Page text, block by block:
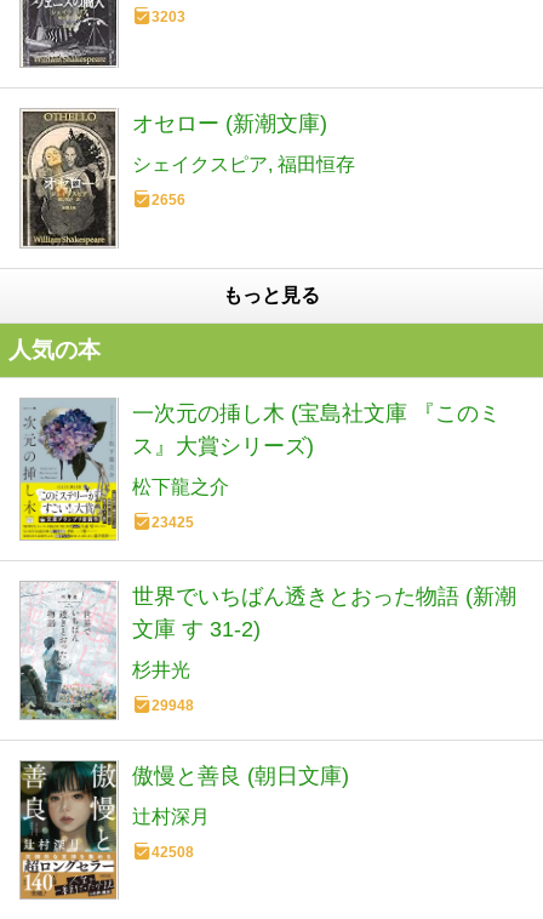
3203
オセロー (新潮文庫)
シェイクスピア 福田恒存
2656
もっと見る
人気の本
一次元の挿し木 (宝島社文庫 『このミ
ス』大賞シリーズ)
松下龍之介
23425
世界でいちばん透きとおった物語 (新潮
文庫 す 31-2)
杉井光
29948
傲慢と善良 (朝日文庫)
辻村深月
42508